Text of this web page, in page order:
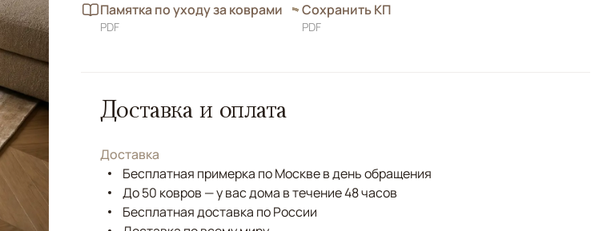
Памятка по уходу за коврами
PDF
Сохранить КП
PDF
Доставка и оплата
Доставка
Бесплатная примерка по Москве в день обращения
До 50 ковров — у вас дома в течение 48 часов
Бесплатная доставка по России